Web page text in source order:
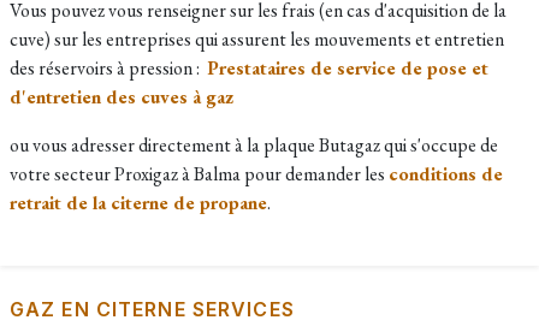
Vous pouvez vous renseigner sur les frais (en cas d'acquisition de la
cuve) sur les entreprises qui assurent les mouvements et entretien
des réservoirs à pression : Prestataires de service de pose et
d'entretien des cuves à gaz
ou vous adresser directement à la plaque Butagaz qui s'occupe de
votre secteur Proxigaz à Balma pour demander les conditions de
retrait de la citerne de propane.
GAZ EN CITERNE SERVICES